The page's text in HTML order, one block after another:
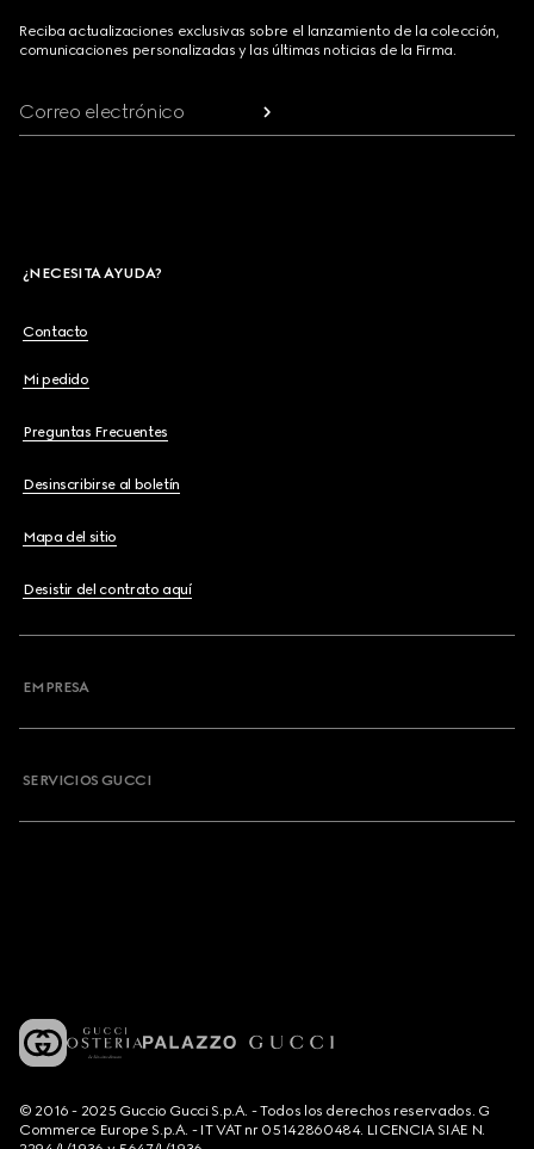
Reciba actualizaciones exclusivas sobre el lanzamiento de la colección,
comunicaciones personalizadas y las últimas noticias de la Firma.
Correo electrónico
¿NECESITA AYUDA?
Contacto
Mi pedido
Preguntas Frecuentes
Desinscribirse al boletín
Mapa del sitio
Desistir del contrato aquí
EMPRESA
SERVICIOS GUCCI
© 2016 - 2025 Guccio Gucci S.p.A. - Todos los derechos reservados. G
Commerce Europe S.p.A. - IT VAT nr 05142860484. LICENCIA SIAE N.